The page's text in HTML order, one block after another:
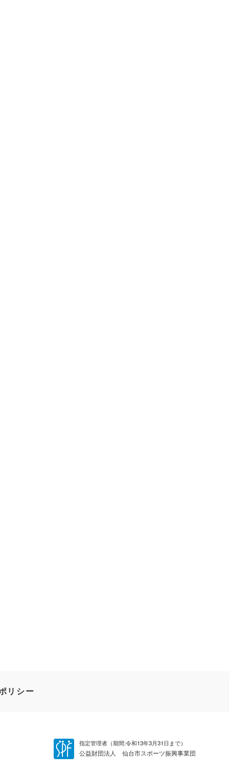
リシー
指定管理者（期間:令和13年3月31日まで）
公益財団法人 仙台市スポーツ振興事業団